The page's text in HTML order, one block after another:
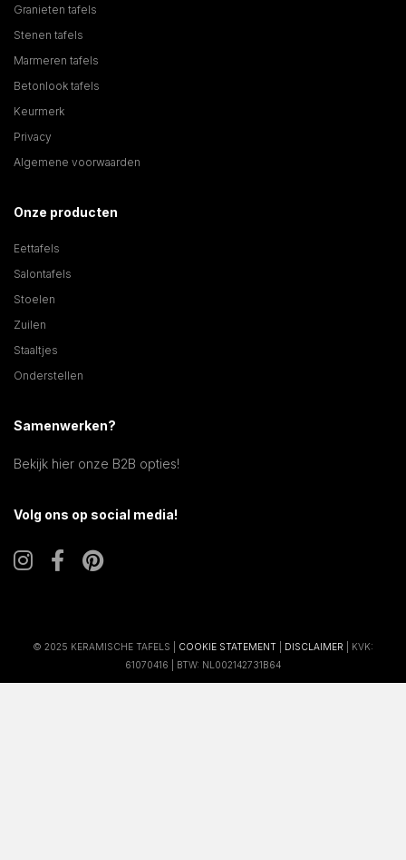
Granieten tafels
Stenen tafels
Marmeren tafels
Betonlook tafels
Keurmerk
Privacy
Algemene voorwaarden
Onze producten
Eettafels
Salontafels
Stoelen
Zuilen
Staaltjes
Onderstellen
Samenwerken?
Bekijk hier onze B2B opties!
Volg ons op social media!
© 2025 KERAMISCHE TAFELS | COOKIE STATEMENT DISCLAIMER | KVK:
61070416 | BTW: NL002142731B64